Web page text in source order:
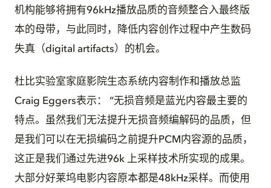
机构能够将拥有96kHz播放品质的音频整合入最终版
本的母带，与此同时，降低内容创作过程中产生数码
失真（digital artifacts）的机会。
杜比实验室家庭影院生态系统内容制作和播放总监
Craig Eggers表示： “无损音频是蓝光内容最主要的
特点。虽然我们无法提升无损音频编解码的品质，但
是我们可以在无损编码之前提升PCM内容源的品质，
这正是我们通过先进96k 上采样技术所实现的成果。
大部分好莱坞电影内容原本都是48kHz采样。而使用